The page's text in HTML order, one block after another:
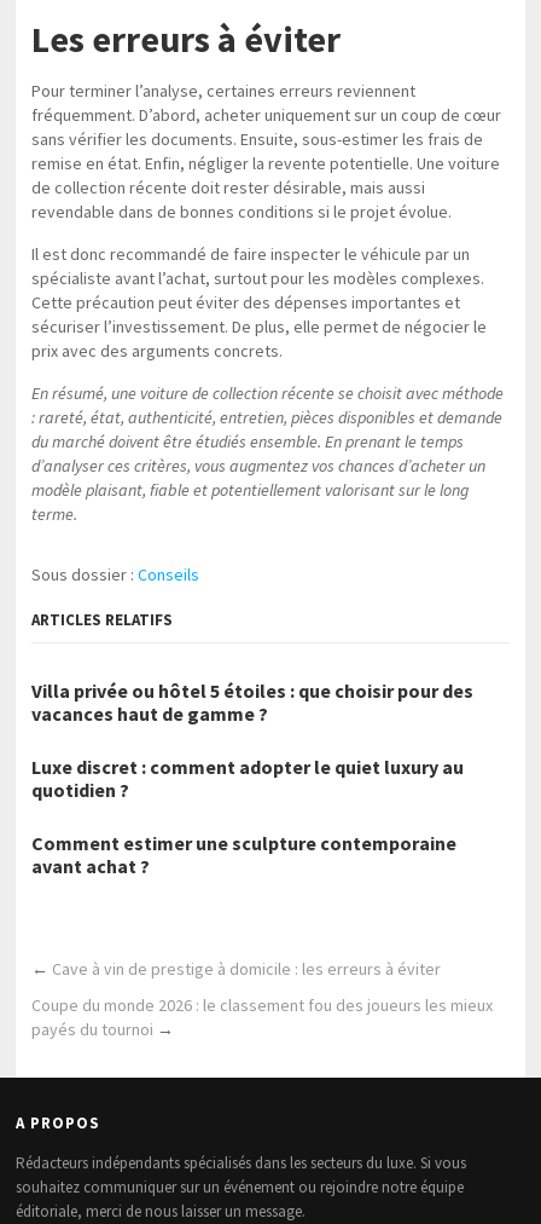
Les erreurs à éviter
Pour terminer l’analyse, certaines erreurs reviennent
fréquemment. D’abord, acheter uniquement sur un coup de cœur
sans vérifier les documents. Ensuite, sous-estimer les frais de
remise en état. Enfin, négliger la revente potentielle. Une voiture
de collection récente doit rester désirable, mais aussi
revendable dans de bonnes conditions si le projet évolue.
Il est donc recommandé de faire inspecter le véhicule par un
spécialiste avant l’achat, surtout pour les modèles complexes.
Cette précaution peut éviter des dépenses importantes et
sécuriser l’investissement. De plus, elle permet de négocier le
prix avec des arguments concrets.
En résumé, une voiture de collection récente se choisit avec méthode
: rareté, état, authenticité, entretien, pièces disponibles et demande
du marché doivent être étudiés ensemble. En prenant le temps
d’analyser ces critères, vous augmentez vos chances d’acheter un
modèle plaisant, fiable et potentiellement valorisant sur le long
terme.
Sous dossier :Conseils
ARTICLES RELATIFS
Villa privée ou hôtel 5 étoiles : que choisir pour des
vacances haut de gamme ?
Luxe discret : comment adopter le quiet luxury au
quotidien ?
Comment estimer une sculpture contemporaine
avant achat ?
← Cave à vin de prestige à domicile : les erreurs à éviter
Coupe du monde 2026 : le classement fou des joueurs les mieux
payés du tournoi →
A PROPOS
Rédacteurs indépendants spécialisés dans les secteurs du luxe. Si vous
souhaitez communiquer sur un événement ou rejoindre notre équipe
éditoriale, merci de nous laisser un message.